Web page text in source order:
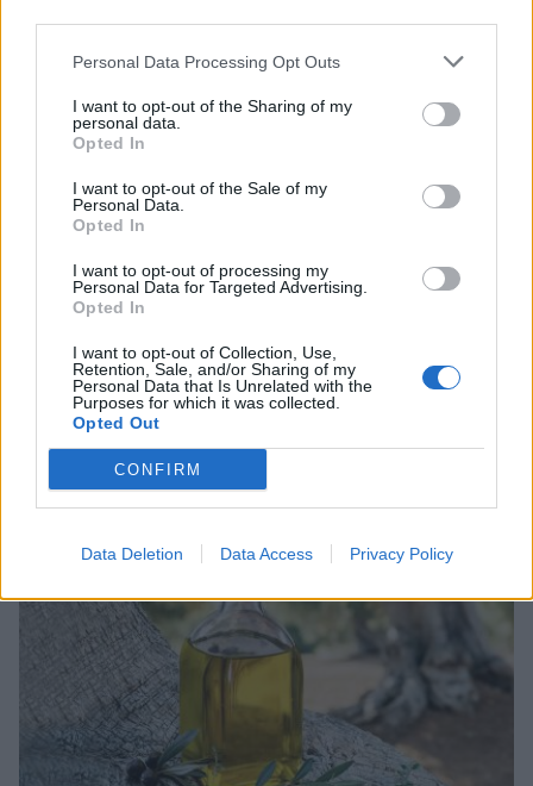
Personal Data Processing Opt Outs
I want to opt-out of the Sharing of my
personal data.
Opted In
I want to opt-out of the Sale of my
Personal Data.
Opted In
I want to opt-out of processing my
Personal Data for Targeted Advertising.
Opted In
I want to opt-out of Collection, Use,
Retention, Sale, and/or Sharing of my
Personal Data that Is Unrelated with the
Purposes for which it was collected.
Opted Out
CONFIRM
Data Deletion Data Access Privacy Policy
Πελοπόννησος: Αποζημιώσεις για
κτηνοτρόφους που επλήγησαν από την
ευλογιά των αιγοπροβάτων
05/08/2026 19:30